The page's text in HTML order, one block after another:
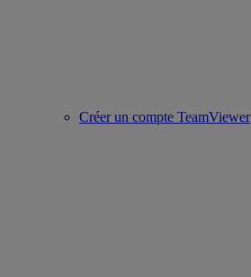
Créer un compte TeamViewer